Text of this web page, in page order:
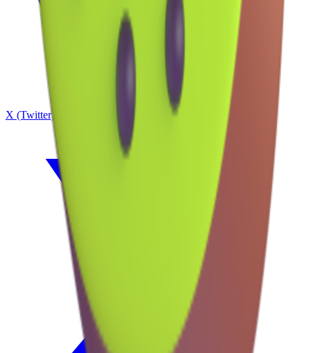
X (Twitter)